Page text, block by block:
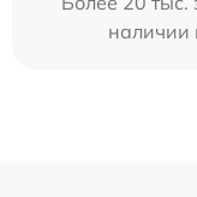
наличии